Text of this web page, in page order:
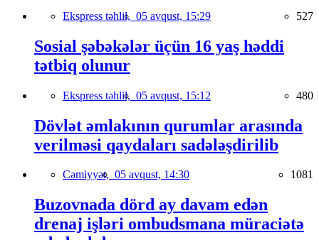
Ekspress təhlil, 05 avqust, 15:29 527
Sosial şəbəkələr üçün 16 yaş həddi
tətbiq olunur
Ekspress təhlil, 05 avqust, 15:12 480
Dövlət əmlakının qurumlar arasında
verilməsi qaydaları sadələşdirilib
Cəmiyyət, 05 avqust, 14:30 1081
Buzovnada dörd ay davam edən
drenaj işləri ombudsmana müraciətə